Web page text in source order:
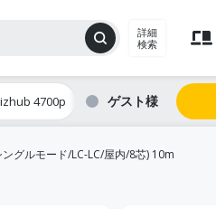
詳細
検索
4700p ゲスト
グルモード/LC-LC/屋内/8芯) 10m